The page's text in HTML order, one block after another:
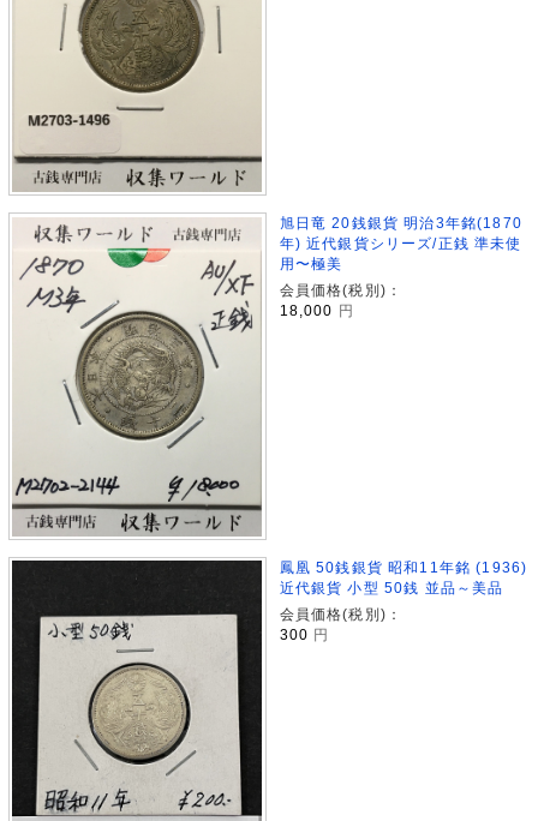
旭日竜 20銭銀貨 明治3年銘(1870
年) 近代銀貨シリーズ/正銭 準未使
用〜極美
会員価格(税別)：
18,000
円
鳳凰 50銭銀貨 昭和11年銘 (1936)
近代銀貨 小型 50銭 並品～美品
会員価格(税別)：
300 円